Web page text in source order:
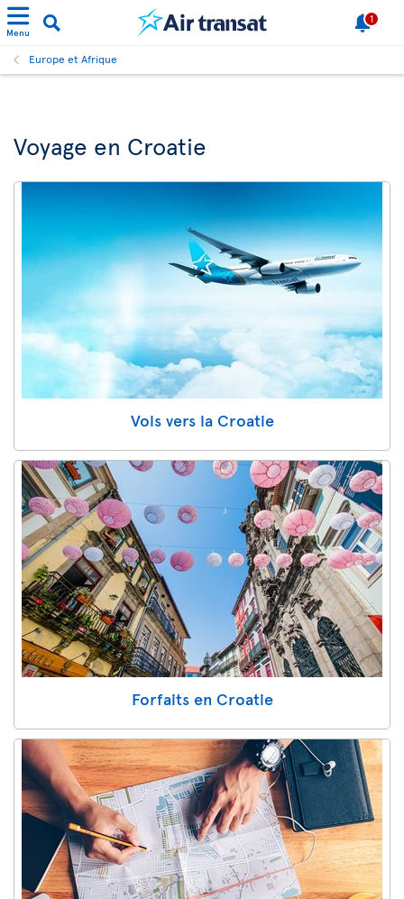
Menu
1
Europe et Afrique
Voyage en Croatie
Vols vers la Croatie
Forfaits en Croatie